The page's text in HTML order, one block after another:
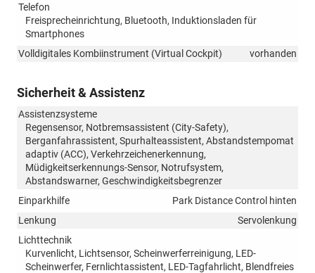
Telefon
Freisprecheinrichtung, Bluetooth, Induktionsladen für
Smartphones
Volldigitales Kombiinstrument (Virtual Cockpit)
vorhanden
Sicherheit & Assistenz
Assistenzsysteme
Regensensor, Notbremsassistent (City-Safety),
Berganfahrassistent, Spurhalteassistent, Abstandstempomat
adaptiv (ACC), Verkehrzeichenerkennung,
Müdigkeitserkennungs-Sensor, Notrufsystem,
Abstandswarner, Geschwindigkeitsbegrenzer
Einparkhilfe
Park Distance Control hinten
Lenkung
Servolenkung
Lichttechnik
Kurvenlicht, Lichtsensor, Scheinwerferreinigung, LED-
Scheinwerfer, Fernlichtassistent, LED-Tagfahrlicht, Blendfreies